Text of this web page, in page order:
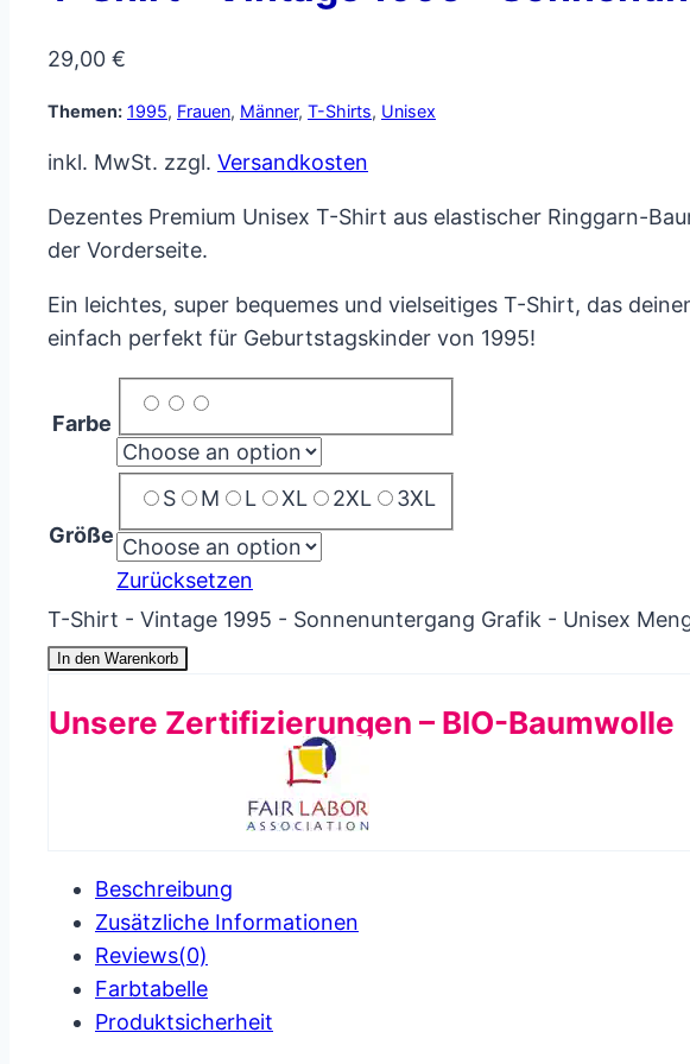
29,00 €
Themen: 1995, Frauen, Männer, T-Shirts, Unisex
inkl. MwSt. zzgl. Versandkosten
Dezentes Premium Unisex T-Shirt aus elastischer Ringgarn-
der Vorderseite.
Ein leichtes, super bequemes und vielseitiges T-Shirt, das
einfach perfekt für Geburtstagskinder von 1995!
Farbe
Größe
S M L XL 2XL 3XL
Zurücksetzen
T-Shirt - Vintage 1995 - Sonnenuntergang Grafik - Unisex
In den Warenkorb
Unsere Zertifizierungen – BIO-Baumwolle
Beschreibung
Zusätzliche Informationen
Reviews(0)
Farbtabelle
Produkt­sicherheit